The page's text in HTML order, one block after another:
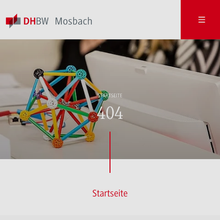
STARTSEITE
404
Startseite